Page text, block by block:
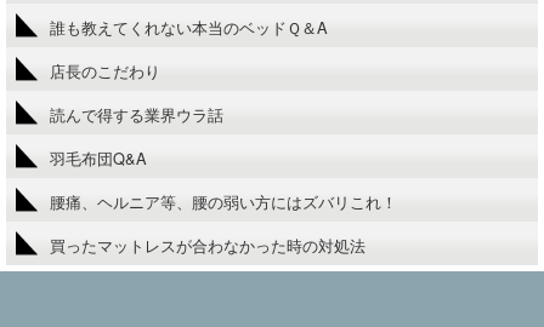
誰も教えてくれない本当のベッドＱ＆A
店長のこだわり
読んで得する業界ウラ話
羽毛布団Q&A
腰痛、ヘルニア等、腰の弱い方にはズバリこれ！
買ったマットレスが合わなかった時の対処法